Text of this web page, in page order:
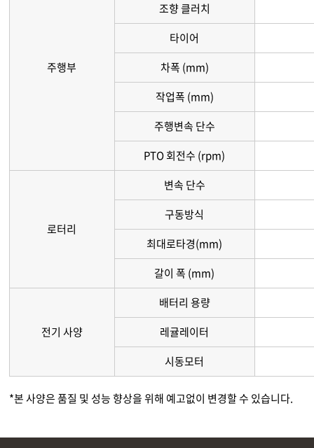
주행부
조향 클러치
타이어
차폭 (mm)
작업폭 (mm)
주행변속 단수
PTO 회전수 (rpm)
로터리
변속 단수
구동방식
최대로타경(mm)
갈이 폭 (mm)
전기 사양
배터리 용량
레귤레이터
시동모터
*본 사양은 품질 및 성능 향상을 위해 예고없이 변경할 수 있습니다.